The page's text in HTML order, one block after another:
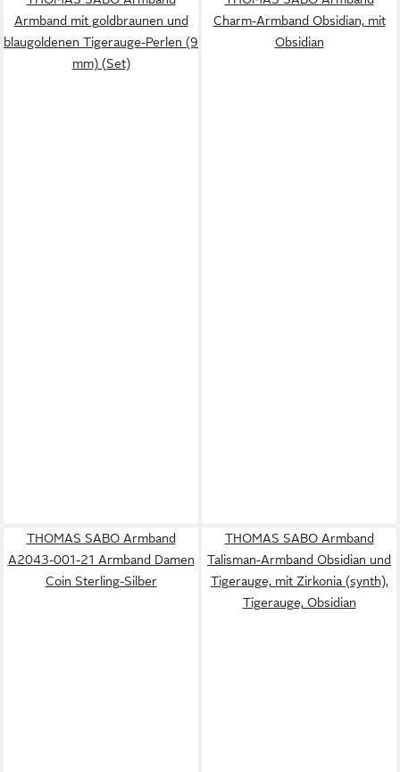
Armband mit goldbraunen und
blaugoldenen Tigerauge-Perlen (9
mm) (Set)
Charm-Armband Obsidian, mit
Obsidian
THOMAS SABO Armband
A2043-001-21 Armband Damen
Coin Sterling-Silber
THOMAS SABO Armband
Talisman-Armband Obsidian und
Tigerauge, mit Zirkonia (synth),
Tigerauge, Obsidian